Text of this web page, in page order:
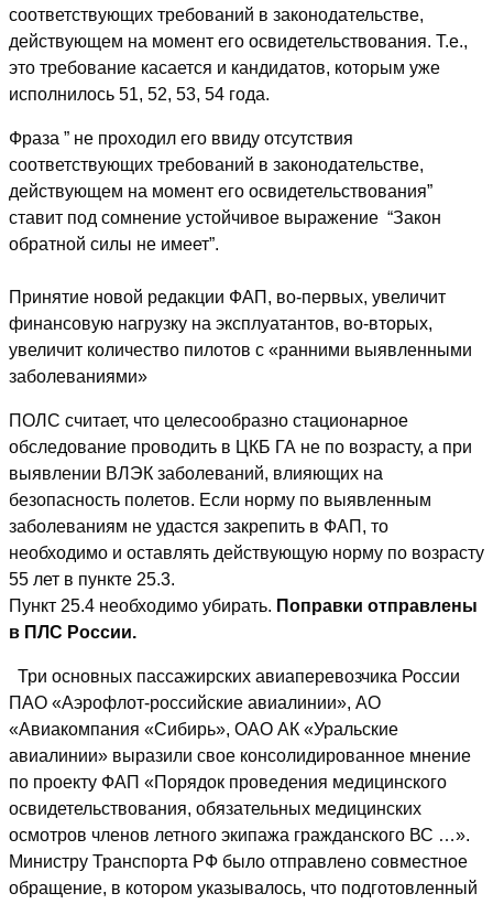
соответствующих требований в законодательстве,
действующем на момент его освидетельствования. Т.е.,
это требование касается и кандидатов, которым уже
исполнилось 51, 52, 53, 54 года.
Фраза ” не проходил его ввиду отсутствия
соответствующих требований в законодательстве,
действующем на момент его освидетельствования”
ставит под сомнение устойчивое выражение “Закон
обратной силы не имеет”.
Принятие новой редакции ФАП, во-первых, увеличит
финансовую нагрузку на эксплуатантов, во-вторых,
увеличит количество пилотов с «ранними выявленными
заболеваниями»
ПОЛС считает, что целесообразно стационарное
обследование проводить в ЦКБ ГА не по возрасту, а при
выявлении ВЛЭК заболеваний, влияющих на
безопасность полетов. Если норму по выявленным
заболеваниям не удастся закрепить в ФАП, то
необходимо и оставлять действующую норму по возрасту
55 лет в пункте 25.3.
Пункт 25.4 необходимо убирать. Поправки отправлены
в ПЛС России.
Три основных пассажирских авиаперевозчика России
ПАО «Аэрофлот-российские авиалинии», АО
«Авиакомпания «Сибирь», ОАО АК «Уральские
авиалинии» выразили свое консолидированное мнение
по проекту ФАП «Порядок проведения медицинского
освидетельствования, обязательных медицинских
осмотров членов летного экипажа гражданского ВС …».
Министру Транспорта РФ было отправлено совместное
обращение, в котором указывалось, что подготовленный